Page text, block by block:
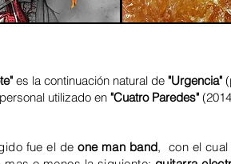
es la continuación natural de "Urgencia"
utilizado en "Cuatro Paredes"
fue el deone man band, con el cual